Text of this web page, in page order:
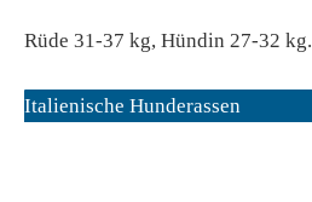
Rüde 31-37 kg, Hündin 27-32 kg.
Italienische Hunderassen